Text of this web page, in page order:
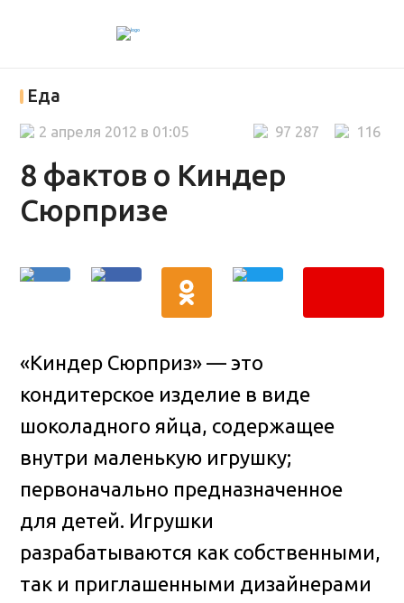
Еда
8 фактов о Киндер
Сюрпризе
116
97 287
2 апреля 2012 в 01:05
«Киндер Сюрприз» — это
кондитерское изделие в виде
шоколадного яйца, содержащее
внутри маленькую игрушку;
первоначально предназначенное
для детей. Игрушки
разрабатываются как собственными,
так и приглашенными дизайнерами